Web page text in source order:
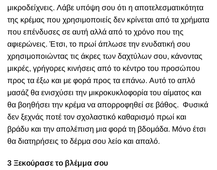
μικροδείχνεις. Λάβε υπόψη σου ότι η αποτελεσματικότητα
της κρέμας που χρησιμοποιείς δεν κρίνεται από τα χρήματα
που επένδυσες σε αυτή αλλά από το χρόνο που της
αφιερώνεις. Έτσι, το πρωί άπλωσε την ενυδατική σου
χρησιμοποιώντας τις άκρες των δαχτύλων σου, κάνοντας
μικρές, γρήγορες κινήσεις από το κέντρο του προσώπου
προς τα έξω και με φορά προς τα επάνω. Αυτό το απλό
μασάζ θα ενισχύσει την μικροκυκλοφορία του αίματος και
θα βοηθήσει την κρέμα να απορροφηθεί σε βάθος. Φυσικά
δεν ξεχνάς ποτέ τον σχολαστικό καθαρισμό πρωί και
βράδυ και την απολέπιση μια φορά τη βδομάδα. Μόνο έτσι
θα διατηρήσεις το δέρμα σου λείο και απαλό.
3 Ξεκούρασε το βλέμμα σου